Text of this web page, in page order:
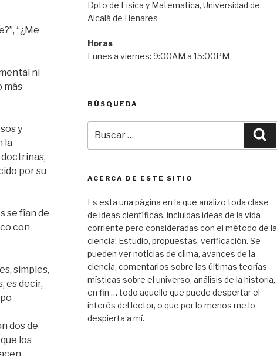
“¿Me
ni
más
y
la
por su
se fían de
con
simples,
es decir,
dos de
los
Dpto de Fisica y Matematica, Universidad de
Alcalá de Henares
Horas
Lunes a viernes: 9:00AM a 15:00PM
BÚSQUEDA
por:
ACERCA DE ESTE SITIO
Es esta una página en la que analizo toda clase
de ideas científicas, incluidas ideas de la vida
corriente pero consideradas con el método de la
ciencia: Estudio, propuestas, verificación. Se
pueden ver noticias de clima, avances de la
ciencia, comentarios sobre las últimas teorías
místicas sobre el universo, análisis de la historia,
en fin … todo aquello que puede despertar el
interés del lector, o que por lo menos me lo
despierta a mí.